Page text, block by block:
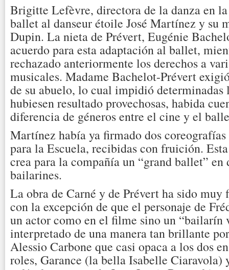
Brigitte Lefèvre, directora de la danza en
ballet al danseur étoile José Martínez y su
Dupin. La nieta de Prévert, Eugénie
acuerdo para esta adaptación al ballet,
rechazado anteriormente los derechos a
musicales. Madame Bachelot-Prévert
de su abuelo, lo cual impidió determinadas
hubiesen resultado provechosas, habida
diferencia de géneros entre el cine y el
Martínez había ya firmado dos
para la Escuela, recibidas con fruición.
crea para la compañía un “grand ballet” en
bailarines.
La obra de Carné y de Prévert ha sido muy
con la excepción de que el personaje de
un actor como en el filme sino un “bailarín
interpretado de una manera tan brillante
Alessio Carbone que casi opaca a los dos
roles, Garance (la bella Isabelle Ciaravola)